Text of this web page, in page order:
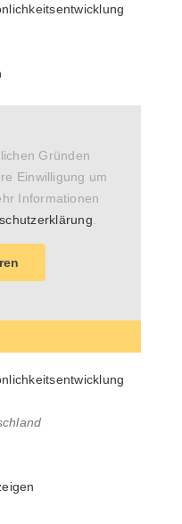
Gründen
Einwilligung um
Informationen